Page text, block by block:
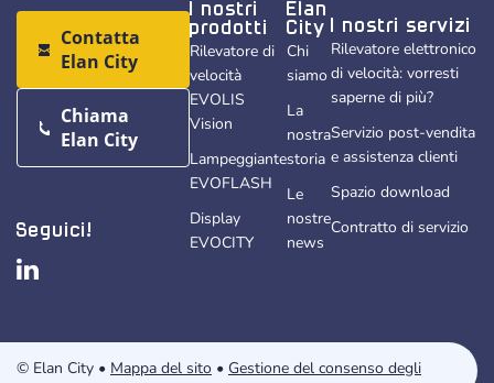
Contatta
Elan City
Chiama
Elan City
Seguici!
I nostri
prodotti
Rilevatore di
velocità
EVOLIS
Vision
Lampeggiante
EVOFLASH
Display
EVOCITY
Elan
City
Chi
siamo
La
nostra
storia
Le
nostre
news
I nostri servizi
Rilevatore elettronico
di velocità: vorresti
saperne di più?
Servizio post-vendita
e assistenza clienti
Spazio download
Contratto di servizio
© Elan City • Mappa del sito • Gestione del consenso degli